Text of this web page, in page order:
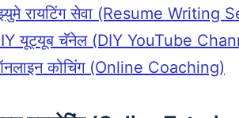
रायटिंग सेवा (Resume Writing
यूट्यूब चॅनेल (DIY YouTube
कोचिंग (Online Coaching)